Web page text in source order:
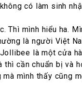
có làm sinh
mình hiểu ha.
là người Việt
là một cửa
cần chuẩn bị và
mình thấy cũng